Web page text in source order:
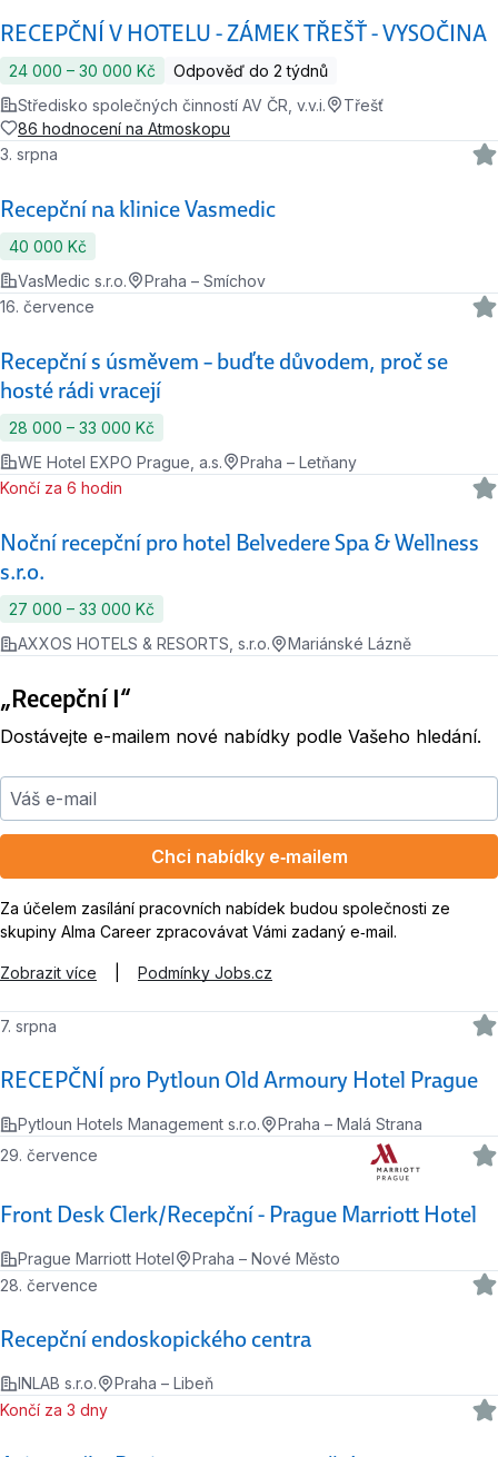
RECEPČNÍ V HOTELU - ZÁMEK TŘEŠŤ - VYSOČINA
24 000 ‍–‍ 30 000 Kč
Odpověď do 2 týdnů
Středisko společných činností AV ČR, v.v.i.
Třešť
86 hodnocení na Atmoskopu
Recepční na klinice Vasmedic
3. srpna
40 000 Kč
VasMedic s.r.o.
Praha – Smíchov
Recepční s úsměvem – buďte důvodem, proč se
hosté rádi vracejí
16. července
28 000 ‍–‍ 33 000 Kč
WE Hotel EXPO Prague, a.s.
Praha – Letňany
Noční recepční pro hotel Belvedere Spa & Wellness
s.r.o.
Končí za 6 hodin
27 000 ‍–‍ 33 000 Kč
AXXOS HOTELS & RESORTS, s.r.o.
Mariánské Lázně
„Recepční I“
Dostávejte e-mailem nové nabídky podle Vašeho hledání.
Váš e-mail
Chci nabídky e‑mailem
Za účelem zasílání pracovních nabídek budou společnosti ze
skupiny Alma Career zpracovávat Vámi zadaný e‑mail.
Zobrazit více Podmínky Jobs.cz
RECEPČNÍ pro Pytloun Old Armoury Hotel Prague
7. srpna
Pytloun Hotels Management s.r.o. Praha – Malá Strana
Front Desk Clerk/Recepční - Prague Marriott Hotel
29. července
Prague Marriott Hotel Praha – Nové Město
Recepční endoskopického centra
28. července
INLAB s.r.o. Praha – Libeň
Končí za 3 dny